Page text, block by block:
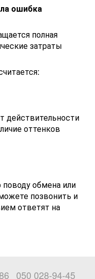
ошибка
полная
затраты
действительности
оттенков
обмена или
позвонить и
ответят на
050 028-94-45